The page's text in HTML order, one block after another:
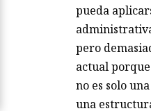
pueda
pero
actual
no es solo
una